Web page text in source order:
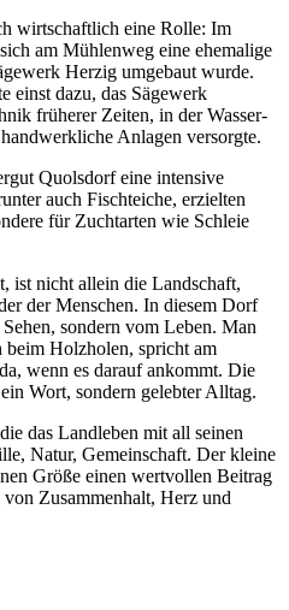
wirtschaftlich eine Rolle: Im
am Mühlenweg eine ehemalige
Herzig umgebaut wurde.
einst dazu, das Sägewerk
früherer Zeiten, in der Wasser-
Anlagen versorgte.
Quolsdorf eine intensive
auch Fischteiche, erzielten
für Zuchtarten wie Schleie
ist nicht allein die Landschaft,
der Menschen. In diesem Dorf
sondern vom Leben. Man
Holzholen, spricht am
wenn es darauf ankommt. Die
Wort, sondern gelebter Alltag.
das Landleben mit all seinen
Natur, Gemeinschaft. Der kleine
Größe einen wertvollen Beitrag
Zusammenhalt, Herz und